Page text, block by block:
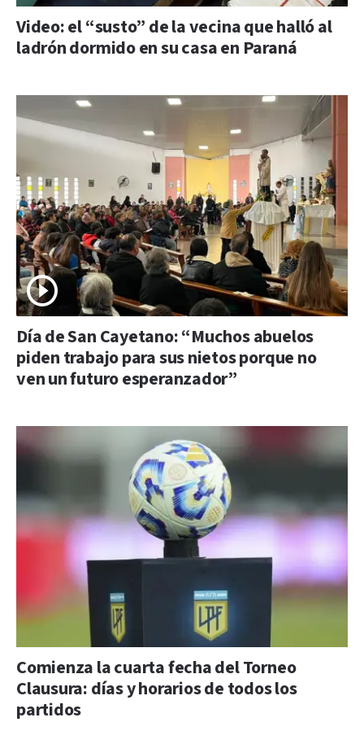
Video: el “susto” de la vecina que halló al
ladrón dormido en su casa en Paraná
Día de San Cayetano: “Muchos abuelos
piden trabajo para sus nietos porque no
ven un futuro esperanzador”
Comienza la cuarta fecha del Torneo
Clausura: días y horarios de todos los
partidos